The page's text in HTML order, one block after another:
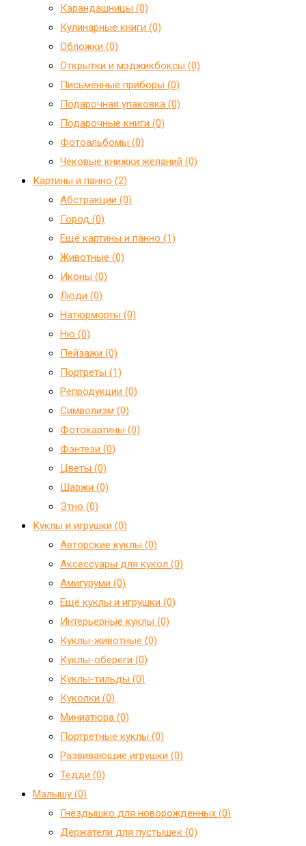
Карандашницы (0)
Кулинарные книги (0)
Обложки (0)
Открытки и мэджикбоксы (0)
Письменные приборы (0)
Подарочная упаковка (0)
Подарочные книги (0)
Фотоальбомы (0)
Чековые книжки желаний (0)
Картины и панно (2)
Абстракции (0)
Город (0)
Ещё картины и панно (1)
Животные (0)
Иконы (0)
Люди (0)
Натюрморты (0)
Ню (0)
Пейзажи (0)
Портреты (1)
Репродукции (0)
Символизм (0)
Фотокартины (0)
Фэнтези (0)
Цветы (0)
Шаржи (0)
Этно (0)
Куклы и игрушки (0)
Авторские куклы (0)
Аксессуары для кукол (0)
Амигуруми (0)
Ещё куклы и игрушки (0)
Интерьерные куклы (0)
Куклы-животные (0)
Куклы-обереги (0)
Куклы-тильды (0)
Куколки (0)
Миниатюра (0)
Портретные куклы (0)
Развивающие игрушки (0)
Тедди (0)
Малышу (0)
Гнёздышко для новорожденных (0)
Держатели для пустышек (0)